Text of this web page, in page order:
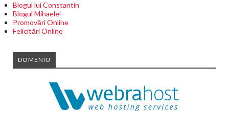
Blogul lui Constantin
Blogul Mihaelei
Promovări Online
Felicitări Online
DOMENIU